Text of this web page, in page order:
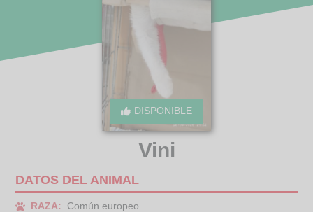
DISPONIBLE
Vini
DATOS DEL ANIMAL
RAZA:
Común europeo